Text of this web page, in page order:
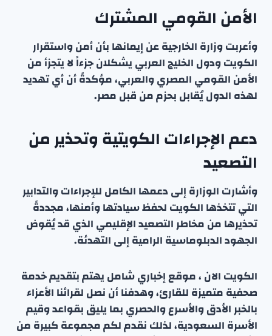
الأمن القومي المشترك
وأعربت وزارة الخارجية عن إيمانها بأن أمن واستقرار
الكويت ودول الخليج العربي يشكلان جزءاً لا يتجزأ من
الأمن القومي المصري والعربي، مؤكدةً أن أي تهديد
لهذه الدول يُقابل بحزم من قبل مصر.
دعم الإجراءات الكويتية وتحذير من
التصعيد
وأشارت الوزارة إلى دعمها الكامل للإجراءات والتدابير
التي تتخذها الكويت لحفظ سيادتها وأمنها، مجددةً
تحذيرها من مخاطر التصعيد الإقليمي الذي قد يُقوض
الجهود الدبلوماسية الرامية إلى التهدئة.
الكويت الان ، موقع إخباري شامل يهتم بتقديم خدمة
صحفية متميزة للقارئ، وهدفنا أن نصل لقرائنا الأعزاء
بالخبر الأدق والأسرع والحصري بما يليق بقواعد وقيم
الأسرة السعودية، لذلك نقدم لكم مجموعة كبيرة من